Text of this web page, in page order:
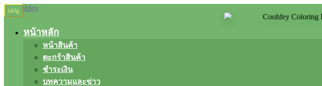
Skip
to
Skip
to
เมนู
หน้าหลัก
หน้าสินค้า
ตะกร้าสินค้า
ชำระเงิน
บทความและข่าว